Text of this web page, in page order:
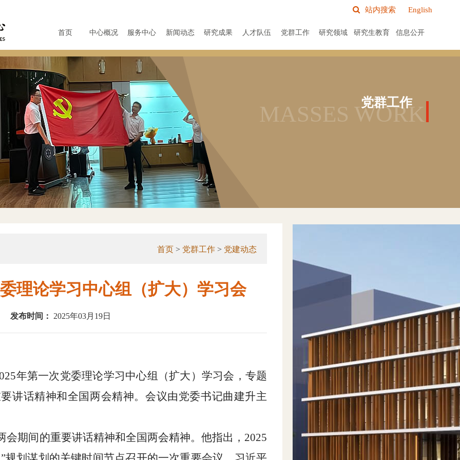
站内搜索 English
首页 中心概况 服务中心 新闻动态 研究成果 人才队伍 党群工作 研究领域 研究生教育 信息公开
English 旧版网站
党群工作
MASSES WORK
首页 > 党群工作 > 党建动态
理论学习中心组（扩大）学习会
发布时间： 2025年03月19日
年第一次党委理论学习中心组（扩大）学习会，专题
讲话精神和全国两会精神。会议由党委书记曲建升主
期间的重要讲话精神和全国两会精神。他指出，2025